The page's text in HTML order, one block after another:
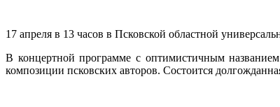
17 апреля в 13 часов в Псковской областной
В концертной программе с оптимистичным
композиции псковских авторов. Состоится